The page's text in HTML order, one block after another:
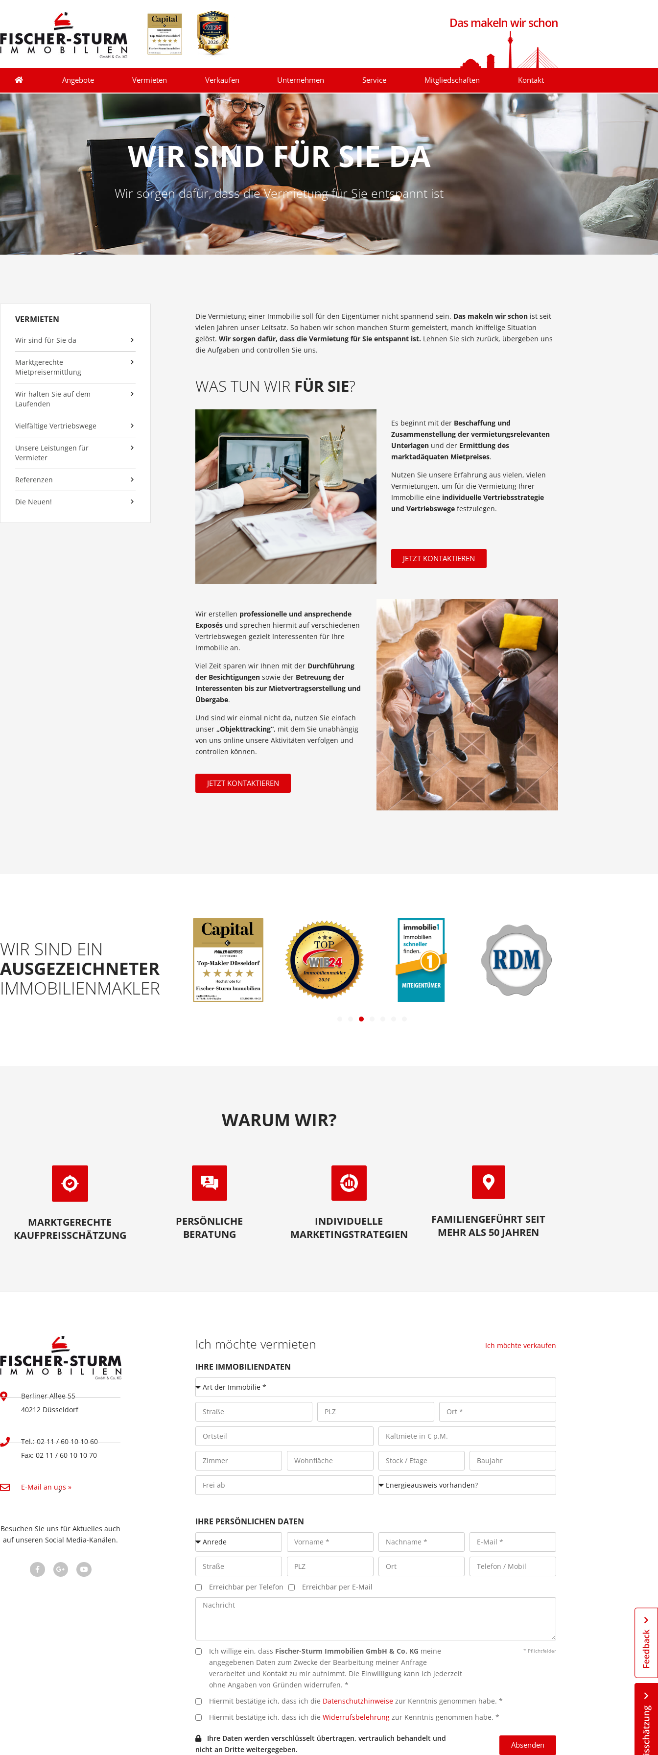
Das makeln wir schon
Angebote Vermieten Verkaufen Unternehmen Service Mitgliedschaften Kontakt
WIR SIND FÜR SIE DA
Wir sorgen dafür, dass die Vermietung für Sie entspannt ist
VERMIETEN
Wir sind für Sie da
Marktgerechte
Mietpreisermittlung
Wir halten Sie auf dem
Laufenden
Vielfältige Vertriebswege
Unsere Leistungen für
Vermieter
Referenzen
Die Neuen!
Die Vermietung einer Immobilie soll für den Eigentümer nicht spannend sein. Das makeln wir schonist seit
vielen Jahren unser Leitsatz. So haben wir schon manchen Sturm gemeistert, manch kniffelige Situation
gelöst. Wir sorgen dafür, dass die Vermietung für Sie entspannt ist. Lehnen Sie sich zurück, übergeben uns
die Aufgaben und controllen Sie uns.
WAS TUN WIR FÜR SIE?
Es beginnt mit der Beschaffung und
Zusammenstellung der vermietungsrelevanten
Unterlagen und der Ermittlung des
marktadäquaten Mietpreises.
Nutzen Sie unsere Erfahrung aus vielen, vielen
Vermietungen, um für die Vermietung Ihrer
Immobilie eine individuelle Vertriebsstrategie
und Vertriebswege festzulegen.
JETZT KONTAKTIEREN
Wir erstellen professionelle und ansprechende
Exposésund sprechen hiermit auf verschiedenen
Vertriebswegen gezielt Interessenten für Ihre
Immobilie an.
Viel Zeit sparen wir Ihnen mit der Durchführung
der Besichtigungen sowie derBetreuung der
Interessenten bis zur Mietvertragserstellung und
Übergabe.
Und sind wir einmal nicht da, nutzen Sie einfach
unser „Objekttracking“, mit dem Sie unabhängig
von uns online unsere Aktivitäten verfolgen und
controllen können.
JETZT KONTAKTIEREN
WIR SIND EIN
AUSGEZEICHNETER
IMMOBILIENMAKLER
WARUM WIR?
MARKTGERECHTE
KAUFPREISSCHÄTZUNG
PERSÖNLICHE
BERATUNG
INDIVIDUELLE
MARKETINGSTRATEGIEN
FAMILIENGEFÜHRT SEIT
MEHR ALS 50 JAHREN
Berliner Allee 55
40212 Düsseldorf
Tel.: 02 11 / 60 10 10 60
Fax: 02 11 / 60 10 10 70
E-Mail an uns »
Besuchen Sie uns für Aktuelles auch
auf unseren Social Media-Kanälen.
Ich möchte vermieten Ich möchte verkaufen
IHRE IMMOBILIENDATEN
IHRE PERSÖNLICHEN DATEN
Erreichbar per Telefon Erreichbar per E-Mail
Ich willige ein, dass Fischer-Sturm Immobilien GmbH & Co. KG meine
angegebenen Daten zum Zwecke der Bearbeitung meiner Anfrage
verarbeitet und Kontakt zu mir aufnimmt. Die Einwilligung kann ich jederzeit
ohne Angaben von Gründen widerrufen. *
* Pflichtfelder
Hiermit bestätige ich, dass ich die Datenschutzhinweisezur Kenntnis genommen habe. *
Hiermit bestätige ich, dass ich die Widerrufsbelehrungzur Kenntnis genommen habe. *
Ihre Daten werden verschlüsselt übertragen, vertraulich behandelt und
nicht an Dritte weitergegeben.
Absenden